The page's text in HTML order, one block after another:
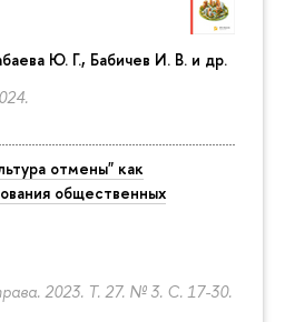
Ю. Г., Бабичев И. В. и др.
отмены" как
общественных
2023. Т. 27. № 3. С. 17-30.